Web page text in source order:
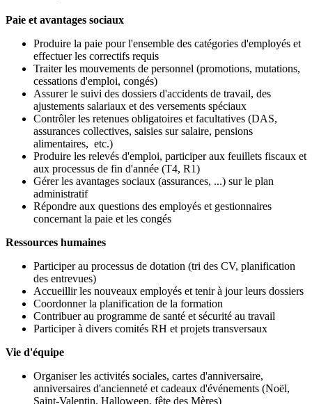
Paie et avantages sociaux
Produire la paie pour l'ensemble des catégories d'employés et
effectuer les correctifs requis
Traiter les mouvements de personnel (promotions, mutations,
cessations d'emploi, congés)
Assurer le suivi des dossiers d'accidents de travail, des
ajustements salariaux et des versements spéciaux
Contrôler les retenues obligatoires et facultatives (DAS,
assurances collectives, saisies sur salaire, pensions
alimentaires, etc.)
Produire les relevés d'emploi, participer aux feuillets fiscaux et
aux processus de fin d'année (T4, R1)
Gérer les avantages sociaux (assurances, ...) sur le plan
administratif
Répondre aux questions des employés et gestionnaires
concernant la paie et les congés
Ressources humaines
Participer au processus de dotation (tri des CV, planification
des entrevues)
Accueillir les nouveaux employés et tenir à jour leurs dossiers
Coordonner la planification de la formation
Contribuer au programme de santé et sécurité au travail
Participer à divers comités RH et projets transversaux
Vie d'équipe
Organiser les activités sociales, cartes d'anniversaire,
anniversaires d'ancienneté et cadeaux d'événements (Noël,
Saint-Valentin, Halloween, fête des Mères)